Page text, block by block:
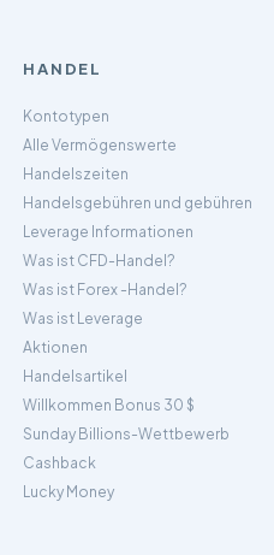
HANDEL
Kontotypen
Alle Vermögenswerte
Handelszeiten
Handelsgebühren und gebühren
Leverage Informationen
Was ist CFD-Handel?
Was ist Forex -Handel?
Was ist Leverage
Aktionen
Handelsartikel
Willkommen Bonus 30 $
Sunday Billions-Wettbewerb
Cashback
Lucky Money